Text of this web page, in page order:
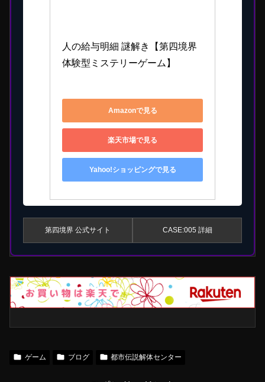
人の給与明細 謎解き【第四境界
体験型ミステリーゲーム】
Amazonで見る
楽天市場で見る
Yahoo!ショッピングで見る
第四境界 公式サイト CASE:005 詳細
ゲーム ブログ 都市伝説解体センター